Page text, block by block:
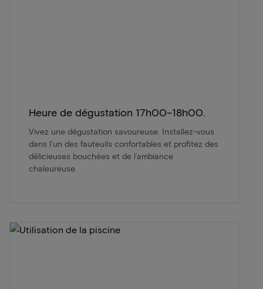
Heure de dégustation 17h00–18h00.
Vivez une dégustation savoureuse. Installez-vous
dans l’un des fauteuils confortables et profitez des
délicieuses bouchées et de l’ambiance
chaleureuse.